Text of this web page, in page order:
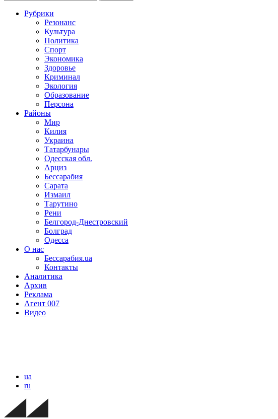
Рубрики
Резонанс
Культура
Политика
Спорт
Экономика
Здоровье
Криминал
Экология
Образование
Персона
Районы
Мир
Килия
Украина
Татарбунары
Одесская обл.
Арциз
Бессарабия
Сарата
Измаил
Тарутино
Рени
Белгород-Днестровский
Болград
Одесса
О нас
Бессарабия.ua
Контакты
Аналитика
Архив
Реклама
Агент 007
Видео
ua
ru